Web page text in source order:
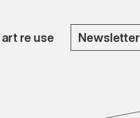
art re use Newsletter